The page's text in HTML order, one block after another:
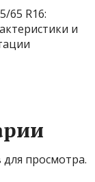
65 R16:
и
просмотра.